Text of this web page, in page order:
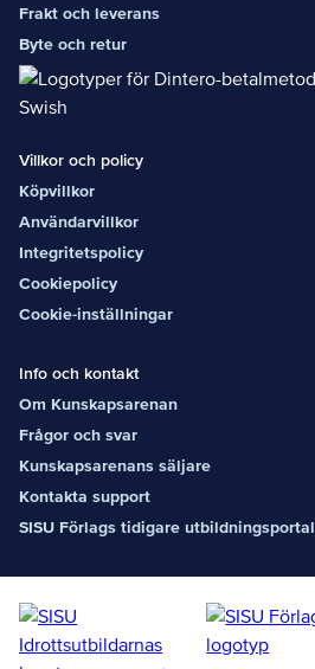
Frakt och leverans
Byte och retur
Villkor och policy
Köpvillkor
Användarvillkor
Integritetspolicy
Cookiepolicy
Cookie-inställningar
Info och kontakt
Om Kunskapsarenan
Frågor och svar
Kunskapsarenans säljare
Kontakta support
SISU Förlags tidigare utbildningsportal